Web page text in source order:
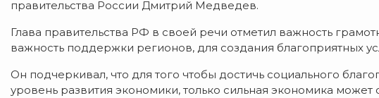
правительства России Дмитрий Медведев.
Глава правительства РФ в своей речи отметил важность
важность поддержки регионов, для создания благоприятных
Он подчеркивал, что для того чтобы достичь социального
уровень развития экономики, только сильная экономика может